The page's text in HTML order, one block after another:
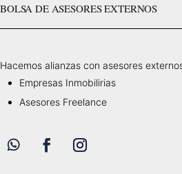
BOLSA DE ASESORES EXTERNOS
Hacemos alianzas con asesores
Empresas Inmobilirias
Asesores Freelance